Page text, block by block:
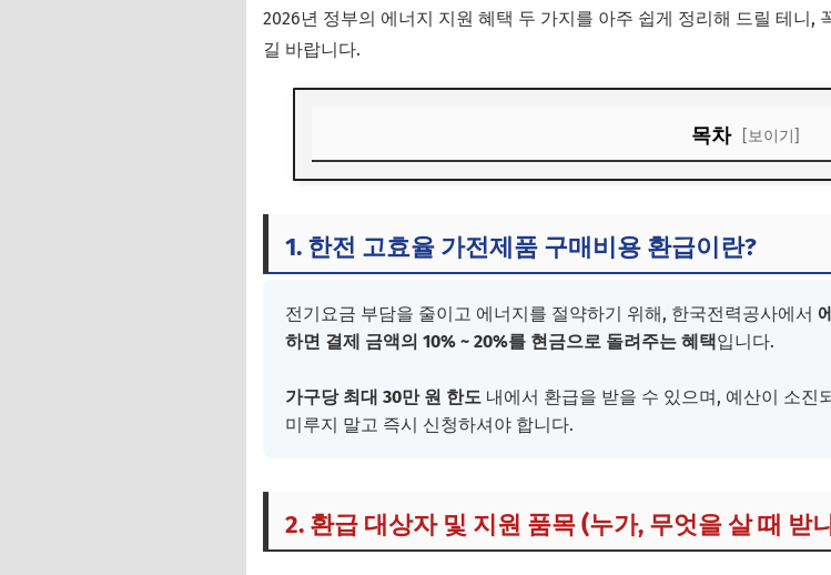
2026년 정부의 에너지 지원 혜택 두 가지를 아주 쉽게 정리해 드릴 테니,
길 바랍니다.
목차 [보이기]
2. 환급 대상자 및 지원 품목 (누가, 무엇을 살 때 받나요?)
3. 사계절 요금 할인, 에너지바우처
4. 모바일 1분 환급 신청 방법 (준비물 확인)
1. 한전 고효율 가전제품 구매비용 환급이란?
전기요금 부담을 줄이고 에너지를 절약하기 위해, 한국전력공사에서
하면 결제 금액의 10% ~ 20%를 현금으로 돌려주는 혜택입니다.
가구당 최대 30만 원 한도 내에서 환급을 받을 수 있으며, 예산이 소진
미루지 말고 즉시 신청하셔야 합니다.
2. 환급 대상자 및 지원 품목 (누가, 무엇을 살 때 받